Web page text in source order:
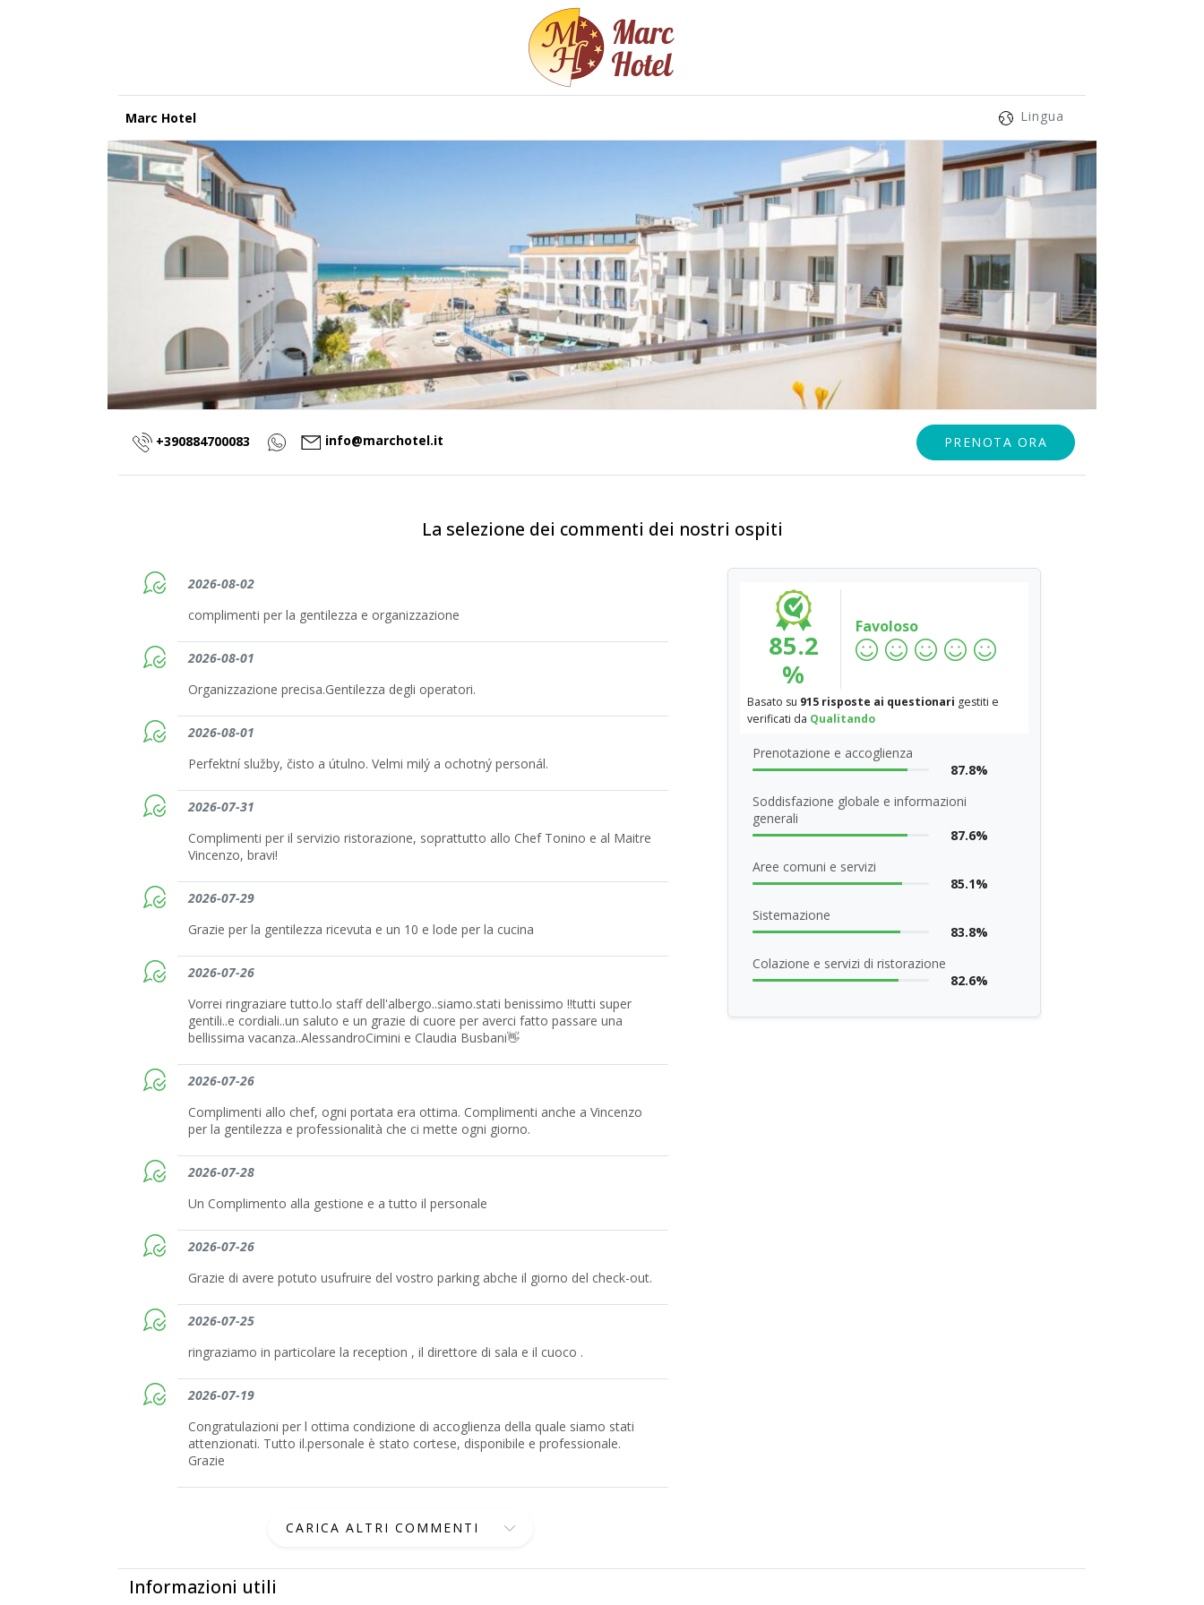
Marc Hotel Lingua
+390884700083 info@marchotel.it PRENOTA ORA
La selezione dei commenti dei nostri ospiti
2026-08-02
complimenti per la gentilezza e organizzazione
2026-08-01
Organizzazione precisa.Gentilezza degli operatori.
2026-08-01
Perfektní služby, čisto a útulno. Velmi milý a ochotný personál.
2026-07-31
Complimenti per il servizio ristorazione, soprattutto allo Chef Tonino e al Maitre
Vincenzo, bravi!
2026-07-29
Grazie per la gentilezza ricevuta e un 10 e lode per la cucina
2026-07-26
Vorrei ringraziare tutto.lo staff dell'albergo..siamo.stati benissimo !!tutti super
gentili..e cordiali..un saluto e un grazie di cuore per averci fatto passare una
bellissima vacanza..AlessandroCimini e Claudia Busbani👋
2026-07-26
Complimenti allo chef, ogni portata era ottima. Complimenti anche a Vincenzo
per la gentilezza e professionalità che ci mette ogni giorno.
2026-07-28
Un Complimento alla gestione e a tutto il personale
2026-07-26
Grazie di avere potuto usufruire del vostro parking abche il giorno del check-out.
2026-07-25
ringraziamo in particolare la reception , il direttore di sala e il cuoco .
2026-07-19
Congratulazioni per l ottima condizione di accoglienza della quale siamo stati
attenzionati. Tutto il.personale è stato cortese, disponibile e professionale.
Grazie
CARICA ALTRI COMMENTI
85.2
%
Favoloso
Basato su 915 risposte ai questionari gestiti e
verificati da Qualitando
Prenotazione e accoglienza
87.8%
Soddisfazione globale e informazioni
generali
87.6%
Aree comuni e servizi
85.1%
Sistemazione
83.8%
Colazione e servizi di ristorazione
82.6%
Informazioni utili